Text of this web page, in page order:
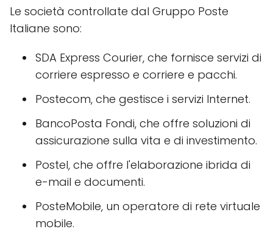
Le società controllate dal Gruppo Poste
Italiane sono:
SDA Express Courier, che fornisce servizi di
corriere espresso e corriere e pacchi.
Postecom, che gestisce i servizi Internet.
BancoPosta Fondi, che offre soluzioni di
assicurazione sulla vita e di investimento.
Postel, che offre l'elaborazione ibrida di
e-mail e documenti.
PosteMobile, un operatore di rete virtuale
mobile.